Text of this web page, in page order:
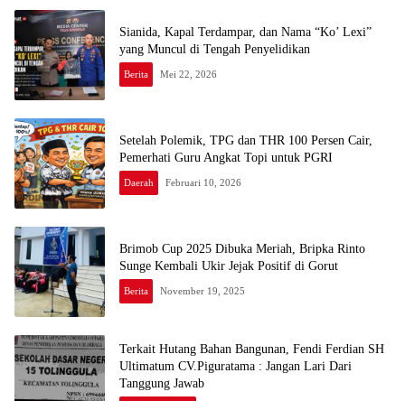
Sianida, Kapal Terdampar, dan Nama “Ko’ Lexi”
yang Muncul di Tengah Penyelidikan
Berita Mei 22, 2026
Setelah Polemik, TPG dan THR 100 Persen Cair,
Pemerhati Guru Angkat Topi untuk PGRI
Daerah Februari 10, 2026
Brimob Cup 2025 Dibuka Meriah, Bripka Rinto
Sunge Kembali Ukir Jejak Positif di Gorut
Berita November 19, 2025
Terkait Hutang Bahan Bangunan, Fendi Ferdian SH
Ultimatum CV.Piguratama : Jangan Lari Dari
Tanggung Jawab